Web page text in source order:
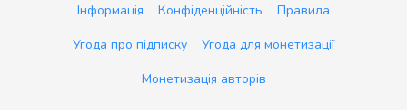
Інформація Конфіденційність
Правила
Угода про підписку
Угода для монетизації
Монетизація авторів